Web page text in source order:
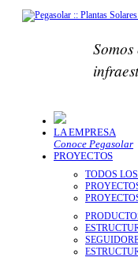
LA EMPRESA
Conoce Pegasolar
PROYECTOS
TODOS